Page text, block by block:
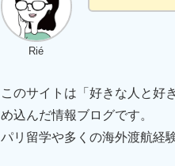
Rié
このサイトは「好きな人と好
め込んだ情報ブログです。
パリ留学や多くの海外渡航経